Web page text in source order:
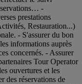
-
prestations
Restauration...)
- S'assurer du bon
informations auprès
concernés. - Assurer
Tour Operator
ouvertures et les
des réservations de